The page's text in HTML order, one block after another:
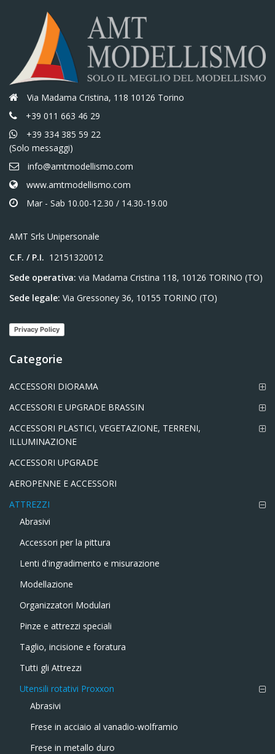
Via Madama Cristina, 118 10126 Torino
+39 011 663 46 29
+39 334 385 59 22
(Solo messaggi)
info@amtmodellismo.com
www.amtmodellismo.com
Mar - Sab 10.00-12.30 / 14.30-19.00
AMT Srls Unipersonale
C.F. / P.I. 12151320012
Sede operativa: via Madama Cristina 118, 10126 TORINO (TO)
Sede legale: Via Gressoney 36, 10155 TORINO (TO)
Privacy Policy
Categorie
ACCESSORI DIORAMA
ACCESSORI E UPGRADE BRASSIN
ACCESSORI PLASTICI, VEGETAZIONE, TERRENI,
ILLUMINAZIONE
ACCESSORI UPGRADE
AEROPENNE E ACCESSORI
ATTREZZI
Abrasivi
Accessori per la pittura
Lenti d'ingradimento e misurazione
Modellazione
Organizzatori Modulari
Pinze e attrezzi speciali
Taglio, incisione e foratura
Tutti gli Attrezzi
Utensili rotativi Proxxon
Abrasivi
Frese in acciaio al vanadio-wolframio
Frese in metallo duro